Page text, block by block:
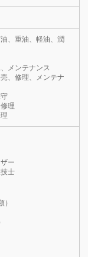
、重油、軽油、潤
メンテナンス
、修理、メンテナ
理
ー
士
）